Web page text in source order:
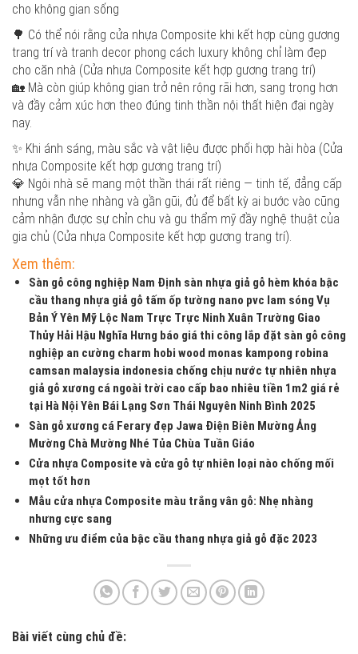
cho không gian sống
🌳 Có thể nói rằng cửa nhựa Composite khi kết hợp cùng gương
trang trí và tranh decor phong cách luxury không chỉ làm đẹp
cho căn nhà (Cửa nhựa Composite kết hợp gương trang trí)
🏡 Mà còn giúp không gian trở nên rộng rãi hơn, sang trọng hơn
và đầy cảm xúc hơn theo đúng tinh thần nội thất hiện đại ngày
nay.
✨ Khi ánh sáng, màu sắc và vật liệu được phối hợp hài hòa (Cửa
nhựa Composite kết hợp gương trang trí)
💎 Ngôi nhà sẽ mang một thần thái rất riêng — tinh tế, đẳng cấp
nhưng vẫn nhẹ nhàng và gần gũi, đủ để bất kỳ ai bước vào cũng
cảm nhận được sự chỉn chu và gu thẩm mỹ đầy nghệ thuật của
gia chủ (Cửa nhựa Composite kết hợp gương trang trí).
Xem thêm:
Sàn gỗ công nghiệp Nam Định sàn nhựa giả gỗ hèm khóa bậc
cầu thang nhựa giả gỗ tấm ốp tường nano pvc lam sóng Vụ
Bản Ý Yên Mỹ Lộc Nam Trực Trực Ninh Xuân Trường Giao
Thủy Hải Hậu Nghĩa Hưng báo giá thi công lắp đặt sàn gỗ công
nghiệp an cường charm hobi wood monas kampong robina
camsan malaysia indonesia chống chịu nước tự nhiên nhựa
giả gỗ xương cá ngoài trời cao cấp bao nhiêu tiền 1m2 giá rẻ
tại Hà Nội Yên Bái Lạng Sơn Thái Nguyên Ninh Bình 2025
Sàn gỗ xương cá Ferary đẹp Jawa Điện Biên Mường Ảng
Mường Chà Mường Nhé Tủa Chùa Tuần Giáo
Cửa nhựa Composite và cửa gỗ tự nhiên loại nào chống mối
mọt tốt hơn
Mẫu cửa nhựa Composite màu trắng vân gỗ: Nhẹ nhàng
nhưng cực sang
Những ưu điểm của bậc cầu thang nhựa giả gỗ đặc 2023
Bài viết cùng chủ đề: